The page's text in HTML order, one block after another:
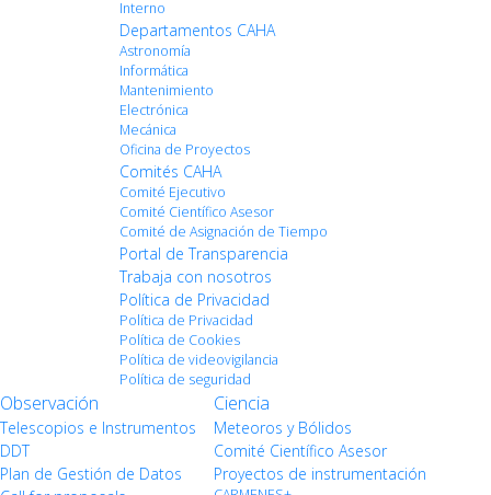
Interno
Departamentos CAHA
Astronomía
Informática
Mantenimiento
Electrónica
Mecánica
Oficina de Proyectos
Comités CAHA
Comité Ejecutivo
Comité Científico Asesor
Comité de Asignación de Tiempo
Portal de Transparencia
Trabaja con nosotros
Política de Privacidad
Política de Privacidad
Política de Cookies
Política de videovigilancia
Política de seguridad
Observación
Telescopios e Instrumentos
DDT
Plan de Gestión de Datos
Ciencia
Meteoros y Bólidos
Comité Científico Asesor
Proyectos de instrumentación